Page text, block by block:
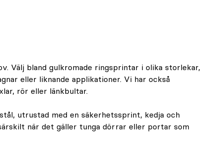
Välj bland gulkromade ringsprintar i olika storlekar,
eller liknande applikationer. Vi har också
rör eller länkbultar.
utrustad med en säkerhetssprint, kedja och
när det gäller tunga dörrar eller portar som